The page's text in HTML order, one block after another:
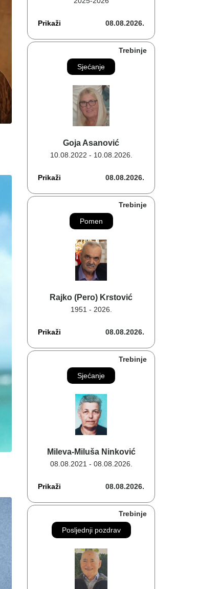
Prikaži 08.08.2026.
Trebinje
Sjećanje
Goja Asanović
10.08.2022 - 10.08.2026.
Prikaži 08.08.2026.
Trebinje
Pomen
Rajko (Pero) Krstović
1951 - 2026.
Prikaži 08.08.2026.
Trebinje
Sjećanje
Mileva-Miluša Ninković
08.08.2021 - 08.08.2026.
Prikaži 08.08.2026.
Trebinje
Posljednji pozdrav